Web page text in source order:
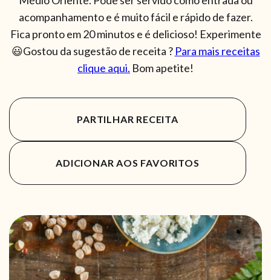
acompanhamento e é muito fácil e rápido de fazer.
Fica pronto em 20 minutos e é delicioso! Experimente
😃Gostou da sugestão de receita ? Para mais receitas
clique aqui. Bom apetite!
PARTILHAR RECEITA
ADICIONAR AOS FAVORITOS